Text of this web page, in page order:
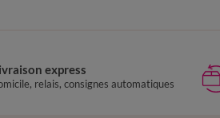
express
relais, consignes automatiques